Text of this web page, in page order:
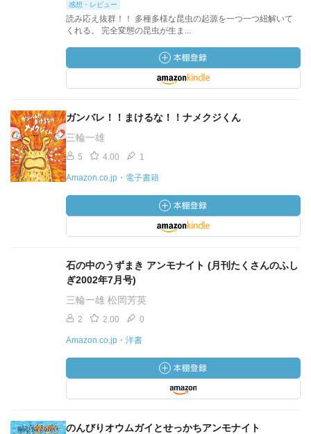
感想・レビュー
読み応え抜群！！ 多種多様な昆虫の起源を一つ一つ紐解いて
くれる。 完全変態の昆虫が生ま...
ガンバレ！！まけるな！！ナメクジくん
三輪一雄
5 4.00 1
Amazon.co.jp・電子書籍
石の中のうずまき アンモナイト (月刊たくさんのふし
ぎ2002年7月号)
三輪一雄 松岡芳英
2 2.00 0
Amazon.co.jp・洋書
のんびりオウムガイとせっかちアンモナイト